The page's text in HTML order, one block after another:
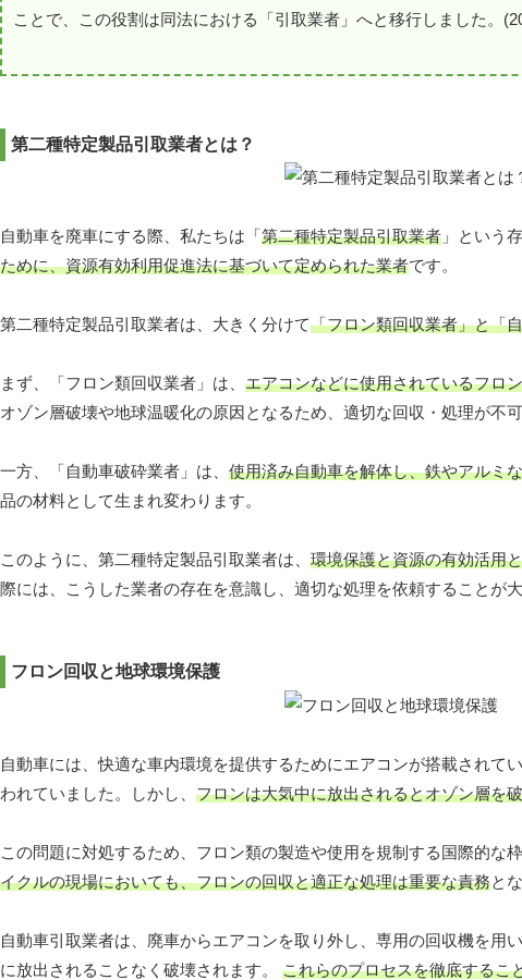
ことで、この役割は同法における「引取業者」へと移行しました。
第二種特定製品引取業者とは？
自動車を廃車にする際、私たちは「第二種特定製品引取業者 」という
ために、資源有効利用促進法に基づいて定められた業者です。
第二種特定製品引取業者は、大きく分けて「フロン類回収業者」と「
まず、「フロン類回収業者」は、 エアコンなどに使用されているフロ
オゾン層破壊や地球温暖化の原因となるため、適切な回収・処理が不可
一方、「自動車破砕業者」は、 使用済み自動車を解体し、鉄やアルミ
品の材料として生まれ変わります。
このように、第二種特定製品引取業者は、 環境保護と資源の有効活用
際には、こうした業者の存在を意識し、適切な処理を依頼することが大
フロン回収と地球環境保護
自動車には、快適な車内環境を提供するためにエアコンが搭載され
われていました。しかし、 フロンは大気中に放出されるとオゾン層を
この問題に対処するため、フロン類の製造や使用を規制する国際的な
イクルの現場においても、フロンの回収と適正な処理は重要な責務と
自動車引取業者は、廃車からエアコンを取り外し、専用の回収機を
に放出されることなく破壊されます。 これらのプロセスを徹底するこ